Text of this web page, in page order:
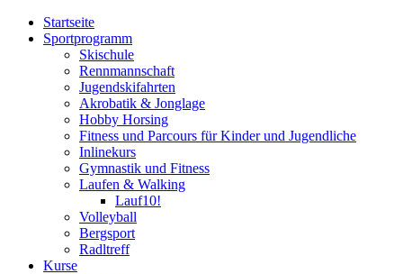
Zum
Inhalt
Startseite
Sportprogramm
Skischule
Rennmannschaft
Jugendskifahrten
Akrobatik & Jonglage
Hobby Horsing
Fitness und Parcours für Kinder und Jugendliche
Inlinekurs
Gymnastik und Fitness
Laufen & Walking
Lauf10!
Volleyball
Bergsport
Radltreff
Kurse